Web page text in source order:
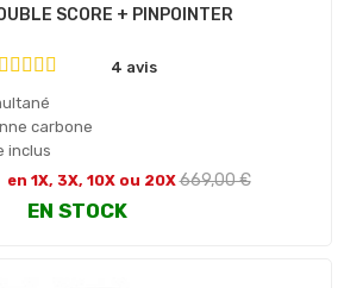
SCORE + PINPOINTER
4 avis
carbone
inclus
en 1X, 3X, 10X ou 20X Prix
669,00 €
EN STOCK